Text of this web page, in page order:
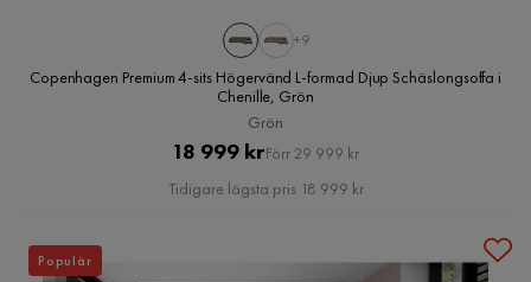
+9
Copenhagen Premium 4-sits Högervänd L-formad Djup Schäslongsoffa i
Chenille, Grön
Grön
Pris
18 999 krOriginal
Pris
Förr 29 999 kr
Tidigare lägsta pris 18 999 kr
Populär